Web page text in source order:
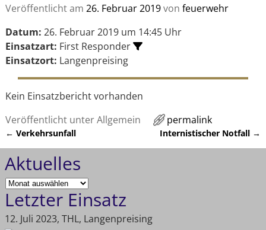
Veröffentlicht am 26. Februar 2019von feuerwehr
Datum: 26. Februar 2019 um 14:45 Uhr
Einsatzart: First Responder
Einsatzort: Langenpreising
Kein Einsatzbericht vorhanden
Veröffentlicht unterAllgemein permalink
Artikelnavigation
← Verkehrsunfall Internistischer Notfall →
Aktuelles
Letzter Einsatz
12. Juli 2023, THL, Langenpreising